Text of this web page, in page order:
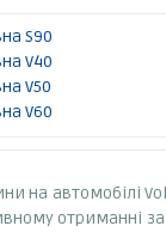
S90
V40
V50
V60
на автомобілі